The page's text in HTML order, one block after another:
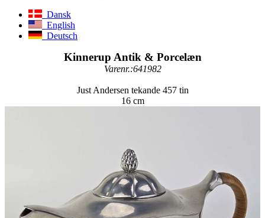
Dansk
English
Deutsch
Kinnerup Antik & Porcelæn
Varenr.:641982
Just Andersen tekande 457 tin
16 cm